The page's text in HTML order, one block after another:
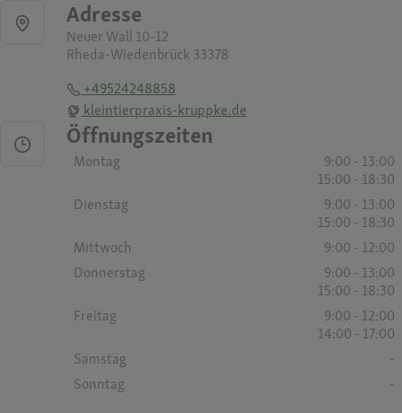
Adresse
Neuer Wall 10-12
Rheda-Wiedenbrück 33378
+49524248858
kleintierpraxis-kruppke.de
Öffnungszeiten
Montag
9:00 - 13:00
15:00 - 18:30
Dienstag
9:00 - 13:00
15:00 - 18:30
Mittwoch
9:00 - 12:00
Donnerstag
9:00 - 13:00
15:00 - 18:30
Freitag
9:00 - 12:00
14:00 - 17:00
Samstag
-
Sonntag
-